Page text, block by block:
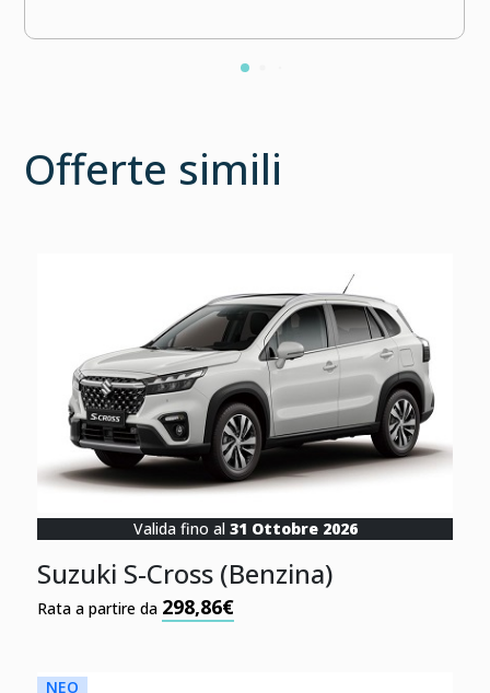
Offerte simili
Valida fino al 31 Ottobre 2026
Suzuki S-Cross (Benzina)
Rata a partire da 298,86€
NEO